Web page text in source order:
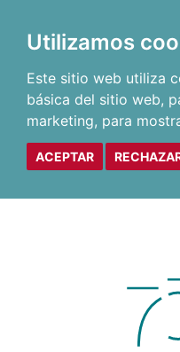
Utilizamos
Este sitio web utiliza
básica del sitio web,
marketing, para
ACEPTAR